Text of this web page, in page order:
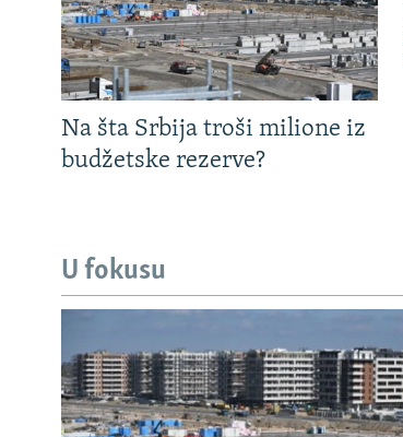
Na šta Srbija troši milione iz
budžetske rezerve?
U fokusu